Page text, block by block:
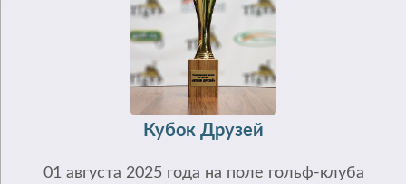
Кубок Друзей
01 августа 2025 года на поле гольф-клуба